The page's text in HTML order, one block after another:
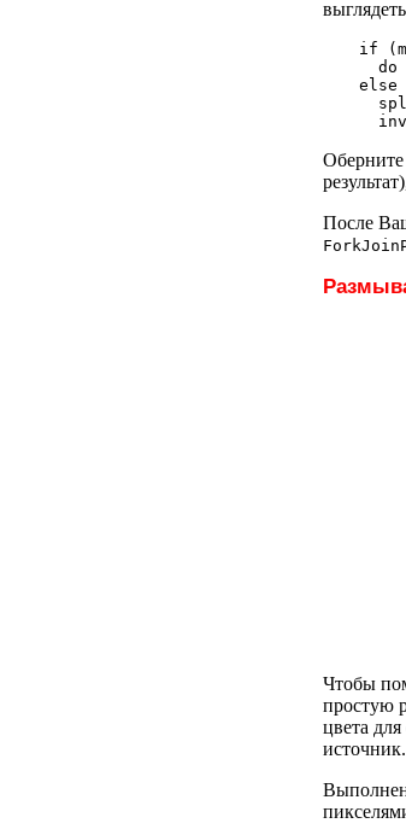
if
do
else
Оберните
После
Чтобы
простую
цвета
источник.